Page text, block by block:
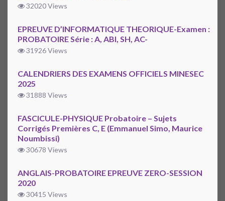
32020 Views
EPREUVE D’INFORMATIQUE THEORIQUE-Examen :
PROBATOIRE Série : A, ABI, SH, AC-
31926 Views
CALENDRIERS DES EXAMENS OFFICIELS MINESEC
2025
31888 Views
FASCICULE-PHYSIQUE Probatoire – Sujets
Corrigés Premières C, E (Emmanuel Simo, Maurice
Noumbissi)
30678 Views
ANGLAIS-PROBATOIRE EPREUVE ZERO-SESSION
2020
30415 Views